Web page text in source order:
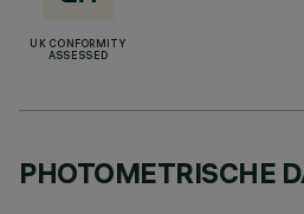
UK CONFORMITY
ASSESSED
PHOTOMETRISCHE